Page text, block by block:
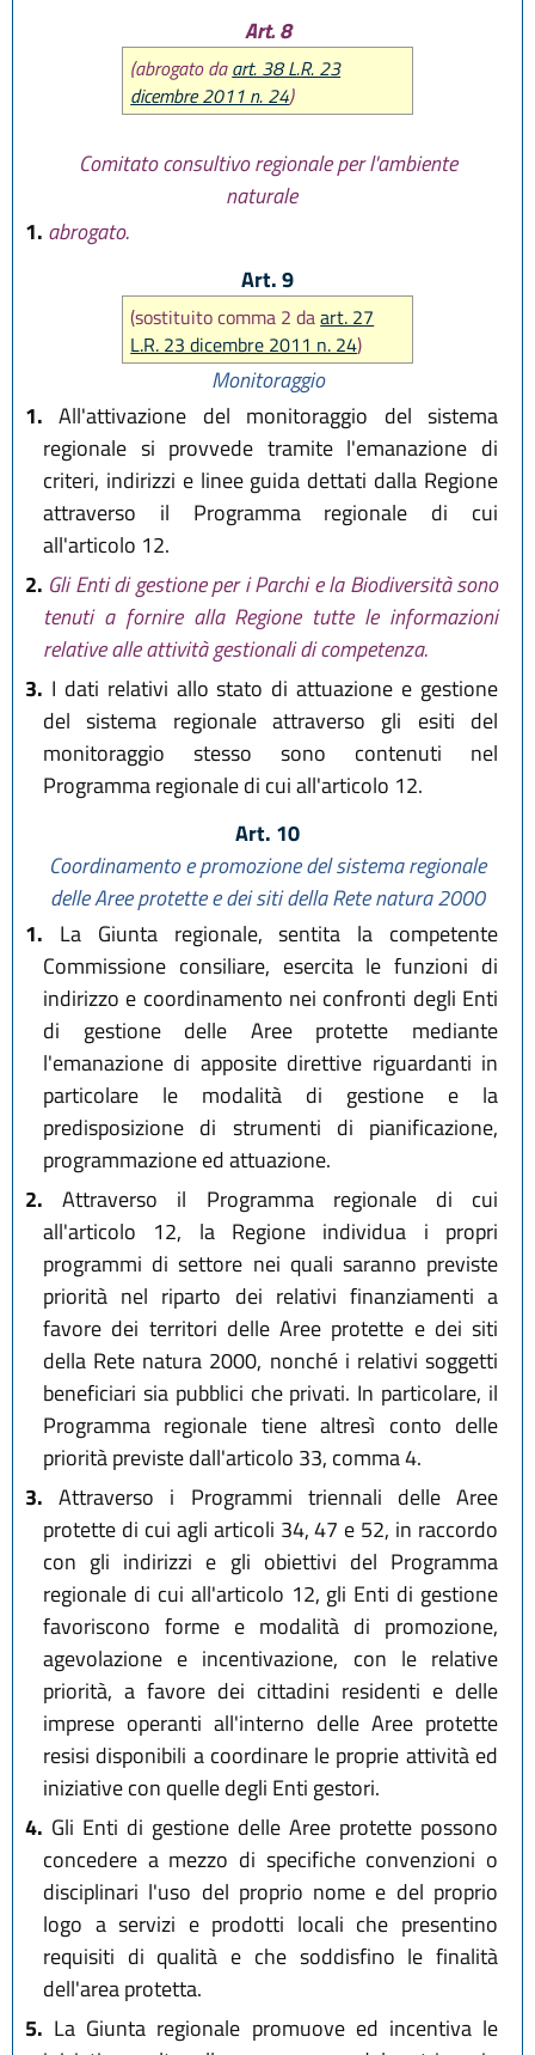
Art. 8
(abrogato daart. 38 L.R. 23
dicembre 2011 n. 24)
Comitato consultivo regionale per l'ambiente
naturale
1. abrogato.
Art. 9
(sostituito comma 2 daart. 27
L.R. 23 dicembre 2011 n. 24)
Monitoraggio
1. All'attivazione del monitoraggio del sistema
regionale si provvede tramite l'emanazione di
criteri, indirizzi e linee guida dettati dalla Regione
attraverso il Programma regionale di cui
all'articolo 12.
2. Gli Enti di gestione per i Parchi e la Biodiversità sono
tenuti a fornire alla Regione tutte le informazioni
relative alle attività gestionali di competenza.
3. I dati relativi allo stato di attuazione e gestione
del sistema regionale attraverso gli esiti del
monitoraggio stesso sono contenuti nel
Programma regionale di cui all'articolo 12.
Art. 10
Coordinamento e promozione del sistema regionale
delle Aree protette e dei siti della Rete natura 2000
1. La Giunta regionale, sentita la competente
Commissione consiliare, esercita le funzioni di
indirizzo e coordinamento nei confronti degli Enti
di gestione delle Aree protette mediante
l'emanazione di apposite direttive riguardanti in
particolare le modalità di gestione e la
predisposizione di strumenti di pianificazione,
programmazione ed attuazione.
2. Attraverso il Programma regionale di cui
all'articolo 12, la Regione individua i propri
programmi di settore nei quali saranno previste
priorità nel riparto dei relativi finanziamenti a
favore dei territori delle Aree protette e dei siti
della Rete natura 2000, nonché i relativi soggetti
beneficiari sia pubblici che privati. In particolare, il
Programma regionale tiene altresì conto delle
priorità previste dall'articolo 33, comma 4.
3. Attraverso i Programmi triennali delle Aree
protette di cui agli articoli 34, 47 e 52, in raccordo
con gli indirizzi e gli obiettivi del Programma
regionale di cui all'articolo 12, gli Enti di gestione
favoriscono forme e modalità di promozione,
agevolazione e incentivazione, con le relative
priorità, a favore dei cittadini residenti e delle
imprese operanti all'interno delle Aree protette
resisi disponibili a coordinare le proprie attività ed
iniziative con quelle degli Enti gestori.
4. Gli Enti di gestione delle Aree protette possono
concedere a mezzo di specifiche convenzioni o
disciplinari l'uso del proprio nome e del proprio
logo a servizi e prodotti locali che presentino
requisiti di qualità e che soddisfino le finalità
dell'area protetta.
5. La Giunta regionale promuove ed incentiva le